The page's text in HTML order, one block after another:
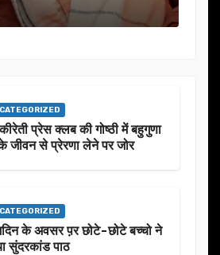
प्रेस क्लब की गोष्ठी में बहुगुणा
जीवन से प्रेरणा लेने पर जोर
के अवसर प़र छोटे-छोटे बच्चो ने
सुंदरकांड पाठ